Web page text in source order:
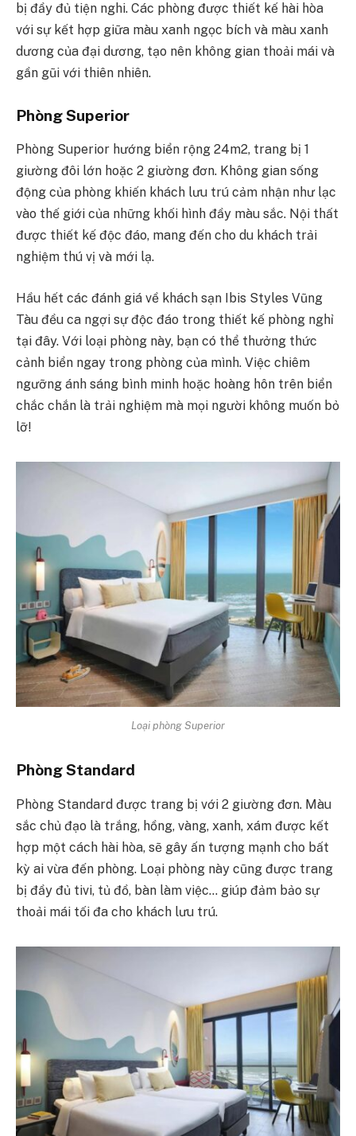
bị đầy đủ tiện nghi. Các phòng được thiết kế hài hòa
với sự kết hợp giữa màu xanh ngọc bích và màu xanh
dương của đại dương, tạo nên không gian thoải mái và
gần gũi với thiên nhiên.
Phòng Superior
Phòng Superior hướng biển rộng 24m2, trang bị 1
giường đôi lớn hoặc 2 giường đơn. Không gian sống
động của phòng khiến khách lưu trú cảm nhận như lạc
vào thế giới của những khối hình đầy màu sắc. Nội thất
được thiết kế độc đáo, mang đến cho du khách trải
nghiệm thú vị và mới lạ.
Hầu hết các đánh giá về khách sạn Ibis Styles Vũng
Tàu đều ca ngợi sự độc đáo trong thiết kế phòng nghỉ
tại đây. Với loại phòng này, bạn có thể thưởng thức
cảnh biển ngay trong phòng của mình. Việc chiêm
ngưỡng ánh sáng bình minh hoặc hoàng hôn trên biển
chắc chắn là trải nghiệm mà mọi người không muốn bỏ
lỡ!
Loại phòng Superior
Phòng Standard
Phòng Standard được trang bị với 2 giường đơn. Màu
sắc chủ đạo là trắng, hồng, vàng, xanh, xám được kết
hợp một cách hài hòa, sẽ gây ấn tượng mạnh cho bất
kỳ ai vừa đến phòng. Loại phòng này cũng được trang
bị đầy đủ tivi, tủ đồ, bàn làm việc… giúp đảm bảo sự
thoải mái tối đa cho khách lưu trú.